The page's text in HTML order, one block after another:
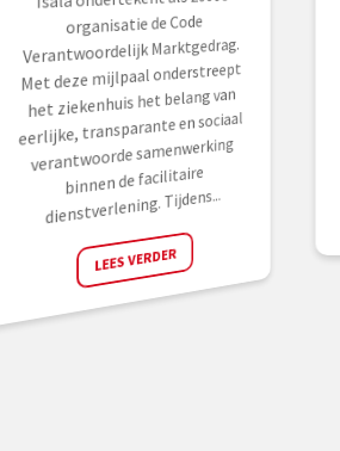
organisatie de Code
Verantwoordelijk Marktgedrag.
Met deze mijlpaal onderstreept
het ziekenhuis het belang van
eerlijke, transparante en sociaal
verantwoorde samenwerking
binnen de facilitaire
dienstverlening. Tijdens...
LEES VERDER